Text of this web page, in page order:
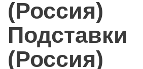
(Россия)
Подставки
(Россия)